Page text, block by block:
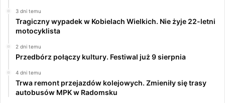
3 dni temu
Tragiczny wypadek w Kobielach Wielkich. Nie żyje 22-letni
motocyklista
2 dni temu
Przedbórz połączy kultury. Festiwal już 9 sierpnia
4 dni temu
Trwa remont przejazdów kolejowych. Zmieniły się trasy
autobusów MPK w Radomsku